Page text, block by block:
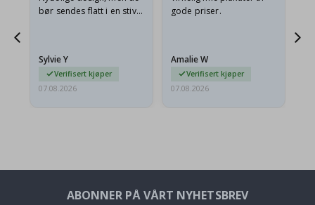
bør sendes flatt i en stiv
Sylvie Y
Verifisert kjøper
07.08.2026
gode priser.
Amalie W
Verifisert kjøper
07.08.2026
ABONNER PÅ VÅRT NYHETSBREV